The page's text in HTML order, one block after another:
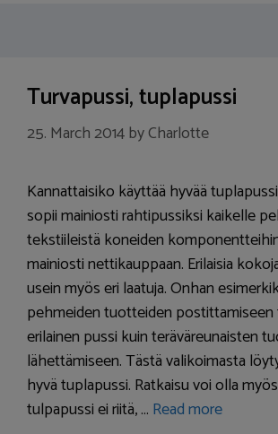
Turvapussi, tuplapussi
25. March 2014byCharlotte
Kannattaisiko käyttää hyvää
sopii mainiosti rahtipussiksi kaikelle
tekstiileistä koneiden
mainiosti nettikauppaan. Erilaisia
usein myös eri laatuja. Onhan
pehmeiden tuotteiden postittamiseen
erilainen pussi kuin teräväreunaisten
lähettämiseen. Tästä valikoimasta
hyvä tuplapussi. Ratkaisu voi olla
tulpapussi ei riitä, … Read more